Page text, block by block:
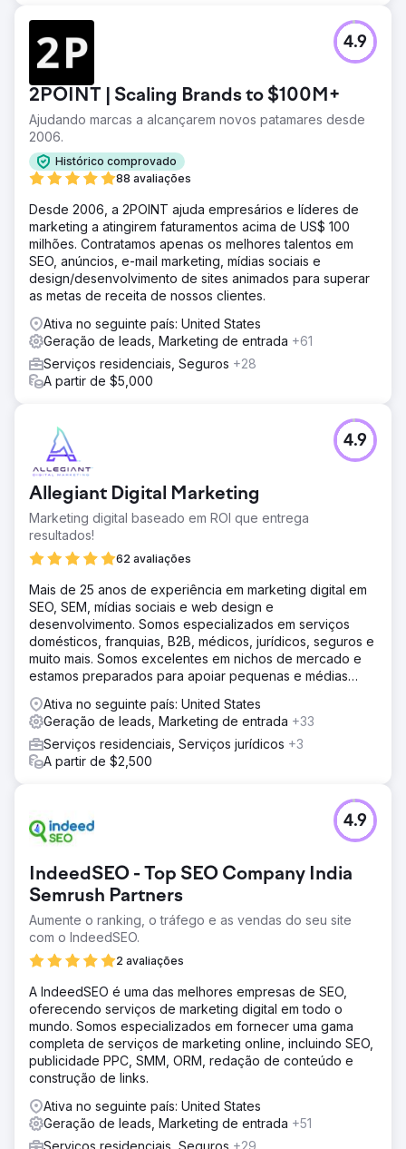
2POINT | Scaling Brands to $100M+
Ajudando marcas a alcançarem novos patamares desde
2006.
Histórico comprovado
88 avaliações
4.9
Desde 2006, a 2POINT ajuda empresários e líderes de
marketing a atingirem faturamentos acima de US$ 100
milhões. Contratamos apenas os melhores talentos em
SEO, anúncios, e-mail marketing, mídias sociais e
design/desenvolvimento de sites animados para superar
as metas de receita de nossos clientes.
Ativa no seguinte país: United States
Geração de leads, Marketing de entrada +61
Serviços residenciais, Seguros +28
A partir de $5,000
Allegiant Digital Marketing
Marketing digital baseado em ROI que entrega
resultados!
62 avaliações
4.9
Mais de 25 anos de experiência em marketing digital em
SEO, SEM, mídias sociais e web design e
desenvolvimento. Somos especializados em serviços
domésticos, franquias, B2B, médicos, jurídicos, seguros e
muito mais. Somos excelentes em nichos de mercado e
estamos preparados para apoiar pequenas e médias
Ativa no seguinte país: United States
Geração de leads, Marketing de entrada +33
Serviços residenciais, Serviços jurídicos +3
A partir de $2,500
IndeedSEO - Top SEO Company India
Semrush Partners
Aumente o ranking, o tráfego e as vendas do seu site
com o IndeedSEO.
2 avaliações
4.9
A IndeedSEO é uma das melhores empresas de SEO,
oferecendo serviços de marketing digital em todo o
mundo. Somos especializados em fornecer uma gama
completa de serviços de marketing online, incluindo SEO,
publicidade PPC, SMM, ORM, redação de conteúdo e
construção de links.
Ativa no seguinte país: United States
Geração de leads, Marketing de entrada +51
Serviços residenciais, Seguros +29